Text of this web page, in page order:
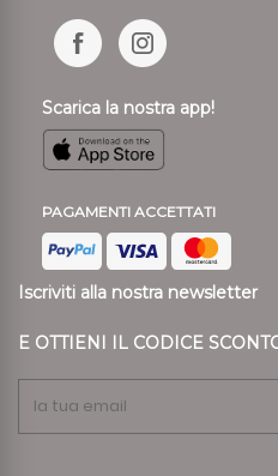
Scarica la nostra app!
PAGAMENTI ACCETTATI
Iscriviti alla nostra newsletter
E OTTIENI IL CODICE